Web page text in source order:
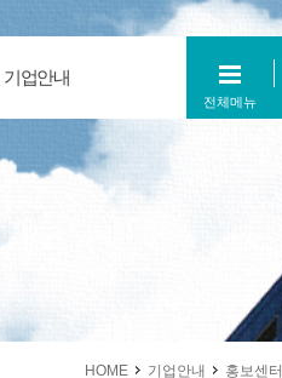
기업안내
전체메뉴
HOME 기업안내 홍보센터